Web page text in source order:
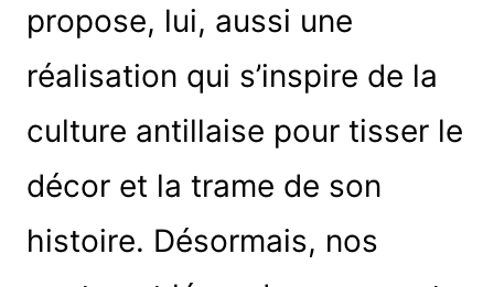
propose, lui, aussi une
réalisation qui s’inspire de la
culture antillaise pour tisser le
décor et la trame de son
histoire. Désormais, nos